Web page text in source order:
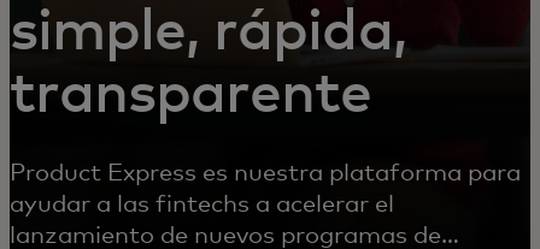
simple, rápida,
transparente
Product Express es nuestra plataforma para
ayudar a las fintechs a acelerar el
lanzamiento de nuevos programas de